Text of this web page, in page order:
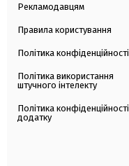
Рекламодавцям
Правила користування
Політика конфіденційності
Політика використання
штучного інтелекту
Політика конфіденційності
додатку